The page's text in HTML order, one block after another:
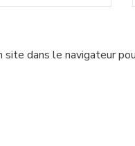
dans le navigateur